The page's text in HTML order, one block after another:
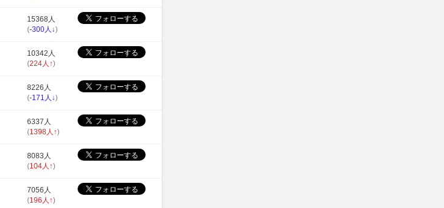
15368人
(-300人 ↓)
10342人
(224人 ↑)
8226人
(-171人 ↓)
6337人
(1398人 ↑)
8083人
(104人 ↑)
7056人
(196人 ↑)